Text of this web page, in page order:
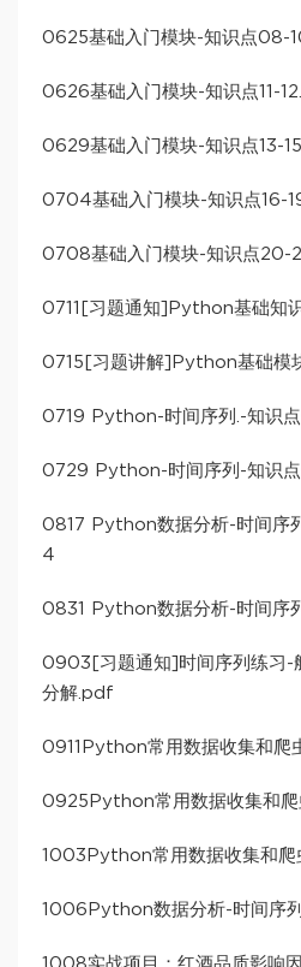
0625基础入门模块-知识点08-
0626基础入门模块-知识点11-
0629基础入门模块-知识点13-
0704基础入门模块-知识点16-
0708基础入门模块-知识点20-
0711[习题通知]Python基础知
0715[习题讲解]Python基础模
0719 Python-时间序列.-知识
0729 Python-时间序列-知识
0817 Python数据分析-时间序
4
0831 Python数据分析-时间序
0903[习题通知]时间序列练习-
分解.pdf
0911Python常用数据收集和爬
0925Python常用数据收集和
1003Python常用数据收集和爬
1006Python数据分析-时间序